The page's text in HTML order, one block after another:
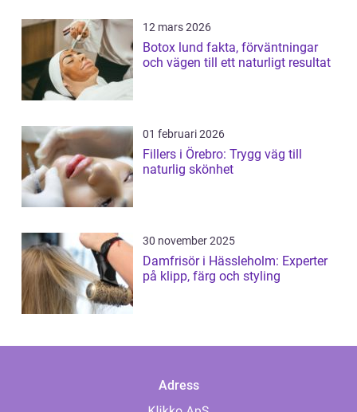
12 mars 2026
Botox lund fakta, förväntningar
och vägen till ett naturligt resultat
01 februari 2026
Fillers i Örebro: Trygg väg till
naturlig skönhet
30 november 2025
Damfrisör i Hässleholm: Experter
på klipp, färg och styling
Adress